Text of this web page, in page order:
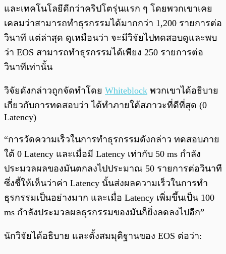
และเทคโนโลยีดีกว่าคริปโตรุ่นแรก ๆ โดยพวกเขาเคย
เคลมว่าสามารถทำธุรกรรมได้มากกว่า 1,200 รายการต่อ
วินาที แต่ล่าสุด ดูเหมือนว่า จะมีวิจัยไปทดสอบดูและพบ
ว่า EOS สามารถทำธุรกรรมได้เพียง 250 รายการต่อ
วินาทีเท่านั้น
วิจัยดังกล่าวถูกจัดทำโดย Whiteblock พวกเขาได้อธิบาย
เกี่ยวกับการทดสอบว่า ได้ทำภายใต้สภาวะที่ดีที่สุด (0
Latency)
“การวัดความเร็วในการทำธุรกรรมดังกล่าว ทดสอบภาย
ใต้ 0 Latency และเมื่อมี Latency เท่ากับ 50 ms กำลัง
ประมวลผลของมันตกลงไปประมาณ 50 รายการต่อวินาที
ซึ่งชี้ให้เห็นว่าค่า Latency นั้นส่งผลความเร็วในการทำ
ธุรกรรมเป็นอย่างมาก และเมื่อ Latency เพิ่มขึ้นเป็น 100
ms กำลังประมวลผลธุรกรรมของมันก็ยิ่งลดลงไปอีก”
นักวิจัยได้อธิบาย และตั้งสมมุติฐานของ EOS ต่อว่า: